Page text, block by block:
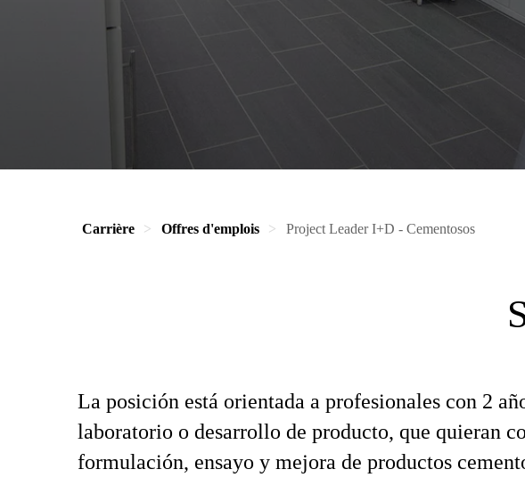
Carrière Offres d'emplois Project Leader I+D - Cementosos
La posición está orientada a profesionales con 2
laboratorio o desarrollo de producto, que quieran
formulación, ensayo y mejora de productos